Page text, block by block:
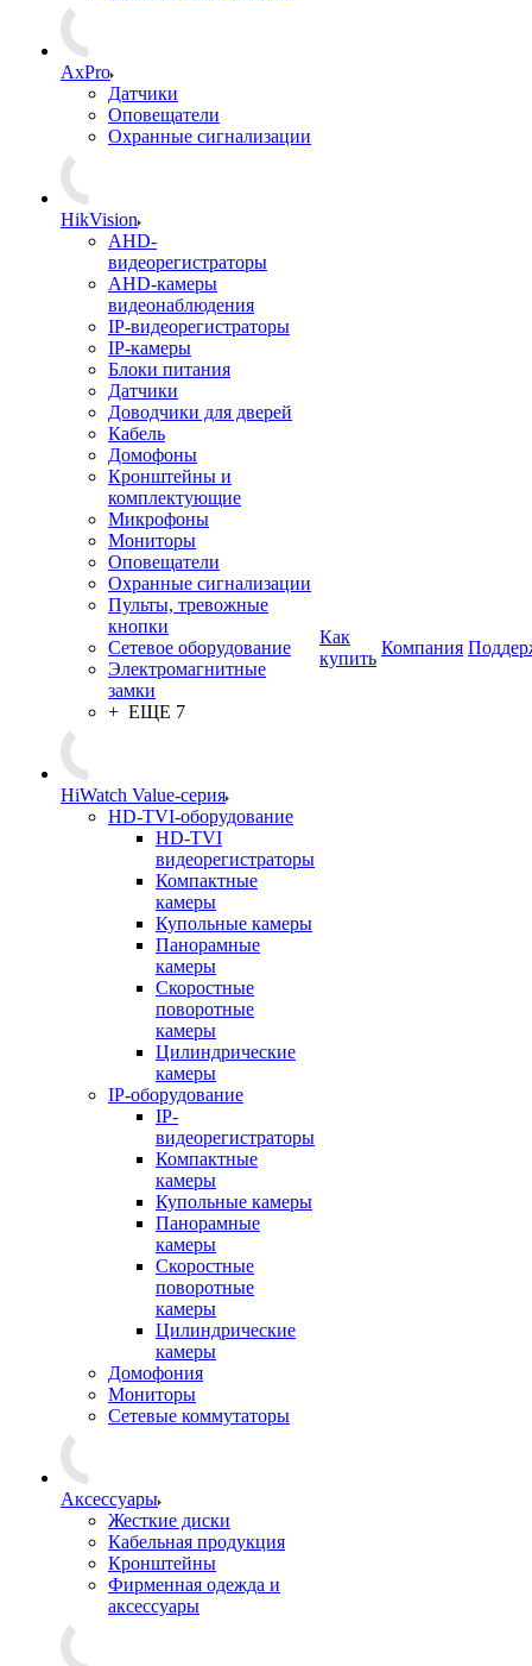
AxPro
Датчики
Оповещатели
Охранные сигнализации
HikVision
AHD-
видеорегистраторы
AHD-камеры
видеонаблюдения
IP-видеорегистраторы
IP-камеры
Блоки питания
Датчики
Доводчики для дверей
Кабель
Домофоны
Кронштейны и
комплектующие
Микрофоны
Мониторы
Оповещатели
Охранные сигнализации
Пульты, тревожные
кнопки
Сетевое оборудование
Электромагнитные
замки
+ ЕЩЕ 7
HiWatch Value-серия
HD-TVI-оборудование
HD-TVI
видеорегистраторы
Компактные
камеры
Купольные камеры
Панорамные
камеры
Скоростные
поворотные
камеры
Цилиндрические
камеры
IP-оборудование
IP-
видеорегистраторы
Компактные
камеры
Купольные камеры
Панорамные
камеры
Скоростные
поворотные
камеры
Цилиндрические
камеры
Домофония
Мониторы
Сетевые коммутаторы
Аксессуары
Жесткие диски
Кабельная продукция
Кронштейны
Фирменная одежда и
аксессуары
Как
купить
Компания